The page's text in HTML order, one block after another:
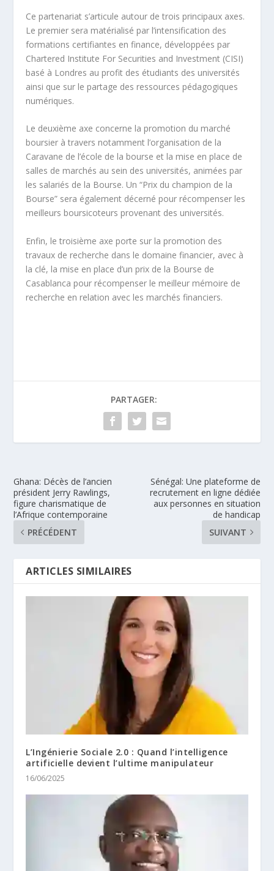
Ce partenariat s’articule autour de trois principaux axes.
Le premier sera matérialisé par l’intensification des
formations certifiantes en finance, développées par
Chartered Institute For Securities and Investment (CISI)
basé à Londres au profit des étudiants des universités
ainsi que sur le partage des ressources pédagogiques
numériques.
Le deuxième axe concerne la promotion du marché
boursier à travers notamment l’organisation de la
Caravane de l’école de la bourse et la mise en place de
salles de marchés au sein des universités, animées par
les salariés de la Bourse. Un “Prix du champion de la
Bourse” sera également décerné pour récompenser les
meilleurs boursicoteurs provenant des universités.
Enfin, le troisième axe porte sur la promotion des
travaux de recherche dans le domaine financier, avec à
la clé, la mise en place d’un prix de la Bourse de
Casablanca pour récompenser le meilleur mémoire de
recherche en relation avec les marchés financiers.
PARTAGER:
Ghana: Décès de l’ancien
président Jerry Rawlings,
figure charismatique de
l’Afrique contemporaine
PRÉCÉDENT
Sénégal: Une plateforme de
recrutement en ligne dédiée
aux personnes en situation
de handicap
SUIVANT
ARTICLES SIMILAIRES
L’Ingénierie Sociale 2.0 : Quand l’intelligence
artificielle devient l’ultime manipulateur
16/06/2025